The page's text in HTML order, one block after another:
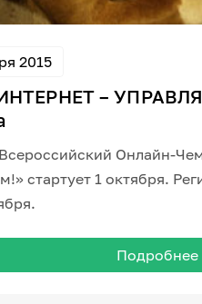
2015
–
Онлайн-
стартует 1 октября.
Подробнее